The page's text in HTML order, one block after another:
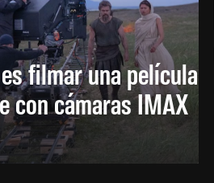
filmar una película
con cámaras IMAX